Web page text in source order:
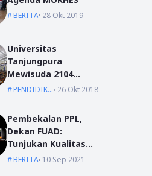
BERITA 28 Okt 2019
Universitas
Tanjungpura
Mewisuda 2104
Lulusan pada
PENDIDIKAN26 Okt 2018
Pembekalan PPL,
Dekan FUAD:
Tunjukan Kualitas
Dengan Akhlak
BERITA 10 Sep 2021